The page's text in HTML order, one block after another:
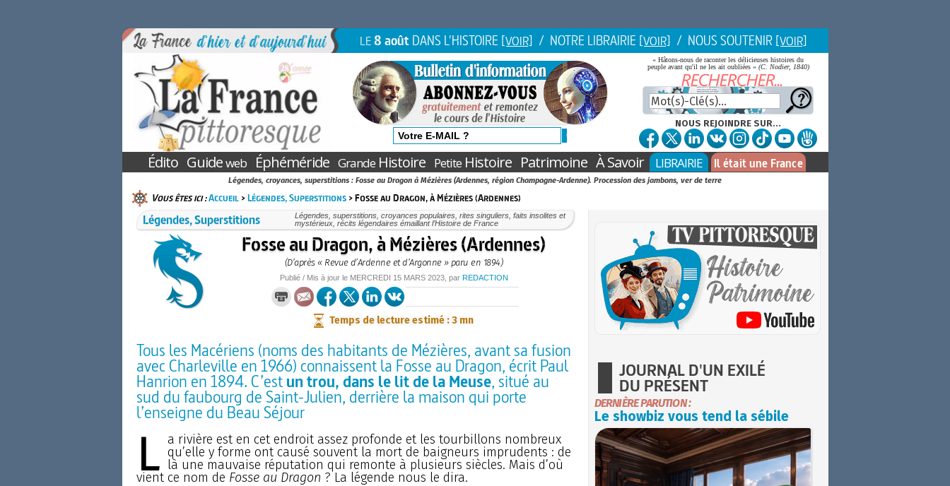
LE8 août DANS L'HISTOIRE [VOIR] / NOTRE LIBRAIRIE [VOIR] / NOUS SOUTENIR [VOIR]
« Hâtons-nous de raconter les délicieuses histoires du
peuple avant qu'il ne les ait oubliées » (C. Nodier, 1840)
NOUS REJOINDRE SUR...
Édito Guideweb Éphéméride GrandeHistoire PetiteHistoire Patrimoine À Savoir LIBRAIRIE Il était une France
Légendes, croyances, superstitions : Fosse au Dragon à Mézières (Ardennes, région Champagne-Ardenne). Procession des jambons, ver de terre
Vous êtes ici :Accueil>Légendes, Superstitions> Fosse au Dragon, à Mézières (Ardennes)
Légendes, Superstitions
Légendes, superstitions, croyances populaires, rites singuliers, faits insolites et
mystérieux, récits légendaires émaillant l’Histoire de France
Fosse au Dragon, à Mézières (Ardennes)
(D’après « Revue d’Ardenne et d’Argonne » paru en 1894)
Publié / Mis à jour le MERCREDI 15 MARS 2023, par REDACTION
Temps de lecture estimé : 3 mn
Tous les Macériens (noms des habitants de Mézières, avant sa fusion
avec Charleville en 1966) connaissent la Fosse au Dragon, écrit Paul
Hanrion en 1894. C’estun trou, dans le lit de la Meuse, situé au
sud du faubourg de Saint-Julien, derrière la maison qui porte
l’enseigne du Beau Séjour
L a rivière est en cet endroit assez profonde et les tourbillons nombreux
qu’elle y forme ont causé souvent la mort de baigneurs imprudents : de
là une mauvaise réputation qui remonte à plusieurs siècles. Mais d’où
vient ce nom de Fosse au Dragon ? La légende nous le dira.
JOURNAL D'UN EXILÉ
DU PRÉSENT
DERNIÈRE PARUTION :
Le showbiz vous tend la sébile